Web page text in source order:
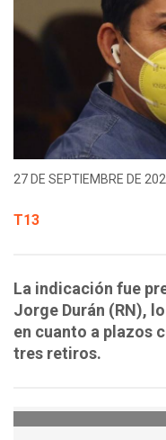
27 DE SEPTIEMBRE DE
T13
La indicación fue
Jorge Durán (RN),
en cuanto a plazos
tres retiros.